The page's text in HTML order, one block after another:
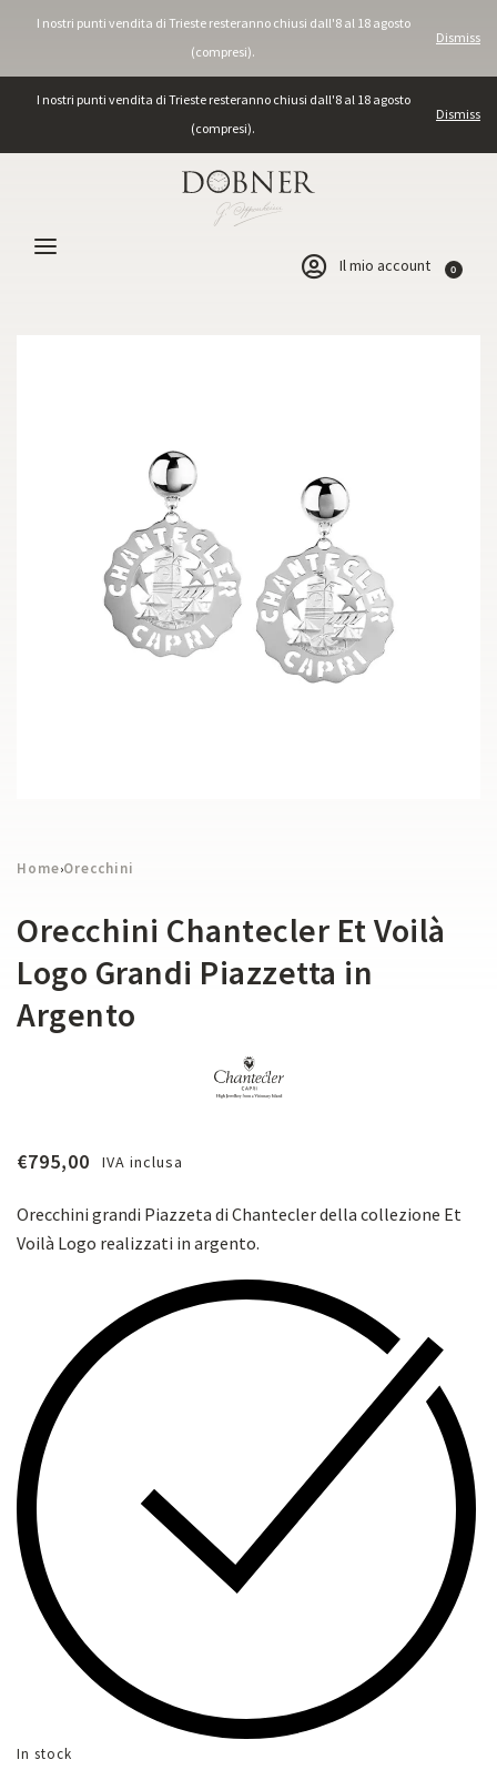
I nostri punti vendita di Trieste resteranno chiusi dall'8 al 18 agosto
(compresi).
Dismiss
I nostri punti vendita di Trieste resteranno chiusi dall'8 al 18 agosto
(compresi).
Dismiss
Il mio account 0
Home›Orecchini
Orecchini Chantecler Et Voilà
Logo Grandi Piazzetta in
Argento
€795,00 IVA inclusa
Orecchini grandi Piazzeta di Chantecler della collezione Et
Voilà Logo realizzati in argento.
In stock